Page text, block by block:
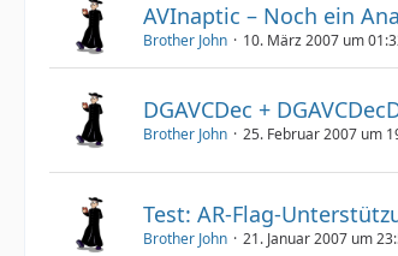
AVInaptic – Noch ein
Brother John 10. März 2007 um
DGAVCDec +
Brother John 25. Februar 2007 um
Test: AR-Flag-
Brother John 21. Januar 2007 um